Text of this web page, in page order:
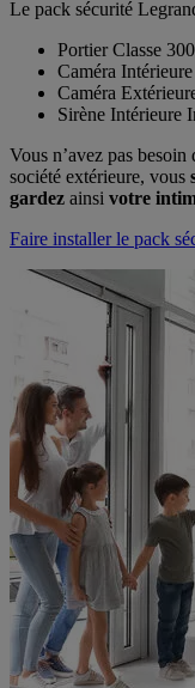
Le pack sécurité
Portier Classe
Caméra
Caméra
Sirène Intérieure
Vous n’avez pas
société extérieure, vous
gardez ainsi votre
Faire installer le pack